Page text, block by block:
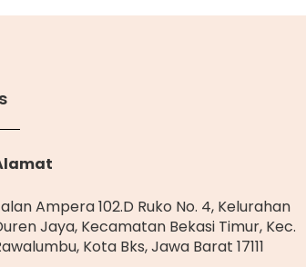
Ampera 102.D Ruko No. 4, Kelurahan
Jaya, Kecamatan Bekasi Timur, Kec.
Kota Bks, Jawa Barat 17111